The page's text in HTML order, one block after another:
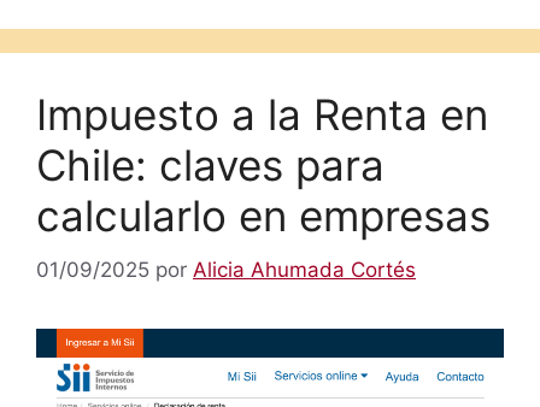
Impuesto a la Renta en
Chile: claves para
calcularlo en empresas
01/09/2025 por Alicia Ahumada Cortés